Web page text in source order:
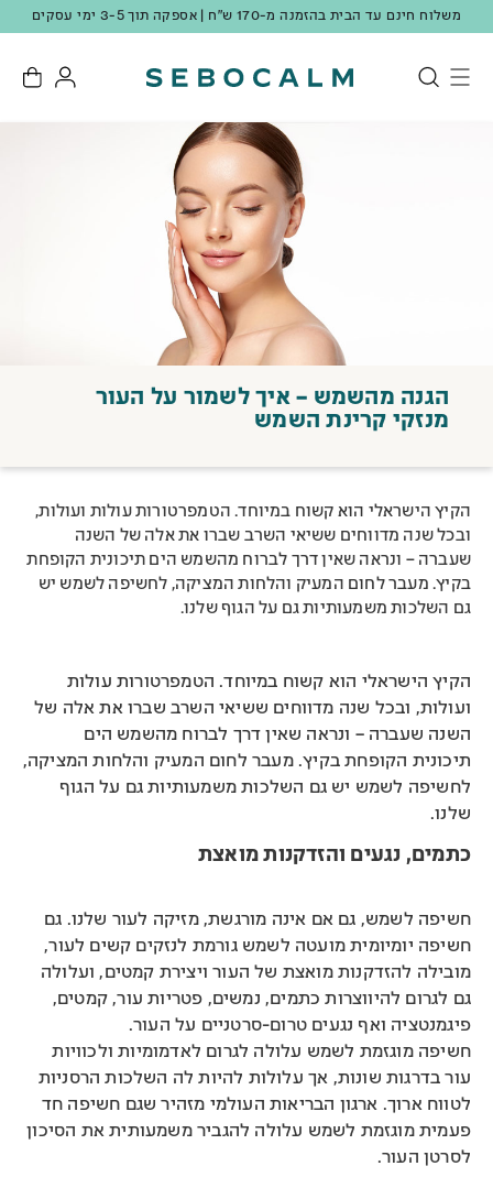
משלוח חינם עד הבית בהזמנה מ-170 ש"ח | אספקה תוך 3-5 ימי עסקים
הגנה מהשמש – איך לשמור על העור
מנזקי קרינת השמש
הקיץ הישראלי הוא קשוח במיוחד. הטמפרטורות עולות ועולות,
ובכל שנה מדווחים ששיאי השרב שברו את אלה של השנה
שעברה – ונראה שאין דרך לברוח מהשמש הים תיכונית הקופחת
בקיץ. מעבר לחום המעיק והלחות המציקה, לחשיפה לשמש יש
גם השלכות משמעותיות גם על הגוף שלנו.
הקיץ הישראלי הוא קשוח במיוחד. הטמפרטורות עולות
ועולות, ובכל שנה מדווחים ששיאי השרב שברו את אלה של
השנה שעברה – ונראה שאין דרך לברוח מהשמש הים
תיכונית הקופחת בקיץ. מעבר לחום המעיק והלחות המציקה,
לחשיפה לשמש יש גם השלכות משמעותיות גם על הגוף
שלנו.
כתמים, נגעים והזדקנות מואצת
חשיפה לשמש, גם אם אינה מורגשת, מזיקה לעור שלנו. גם
חשיפה יומיומית מועטה לשמש גורמת לנזקים קשים לעור,
מובילה להזדקנות מואצת של העור ויצירת קמטים, ועלולה
גם לגרום להיווצרות כתמים, נמשים, פטריות עור, קמטים,
פיגמנטציה ואף נגעים טרום-סרטניים על העור.
חשיפה מוגזמת לשמש עלולה לגרום לאדמומיות ולכוויות
עור בדרגות שונות, אך עלולות להיות לה השלכות הרסניות
לטווח ארוך. ארגון הבריאות העולמי מזהיר שגם חשיפה חד
פעמית מוגזמת לשמש עלולה להגביר משמעותית את הסיכון
לסרטן העור.